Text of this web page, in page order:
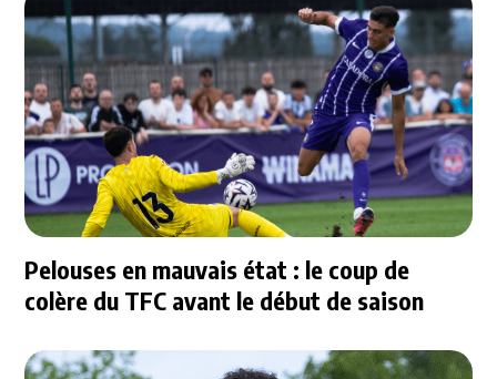
Pelouses en mauvais état : le coup de
colère du TFC avant le début de saison